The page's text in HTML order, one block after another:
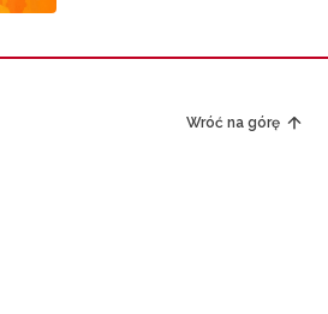
Wróć na górę